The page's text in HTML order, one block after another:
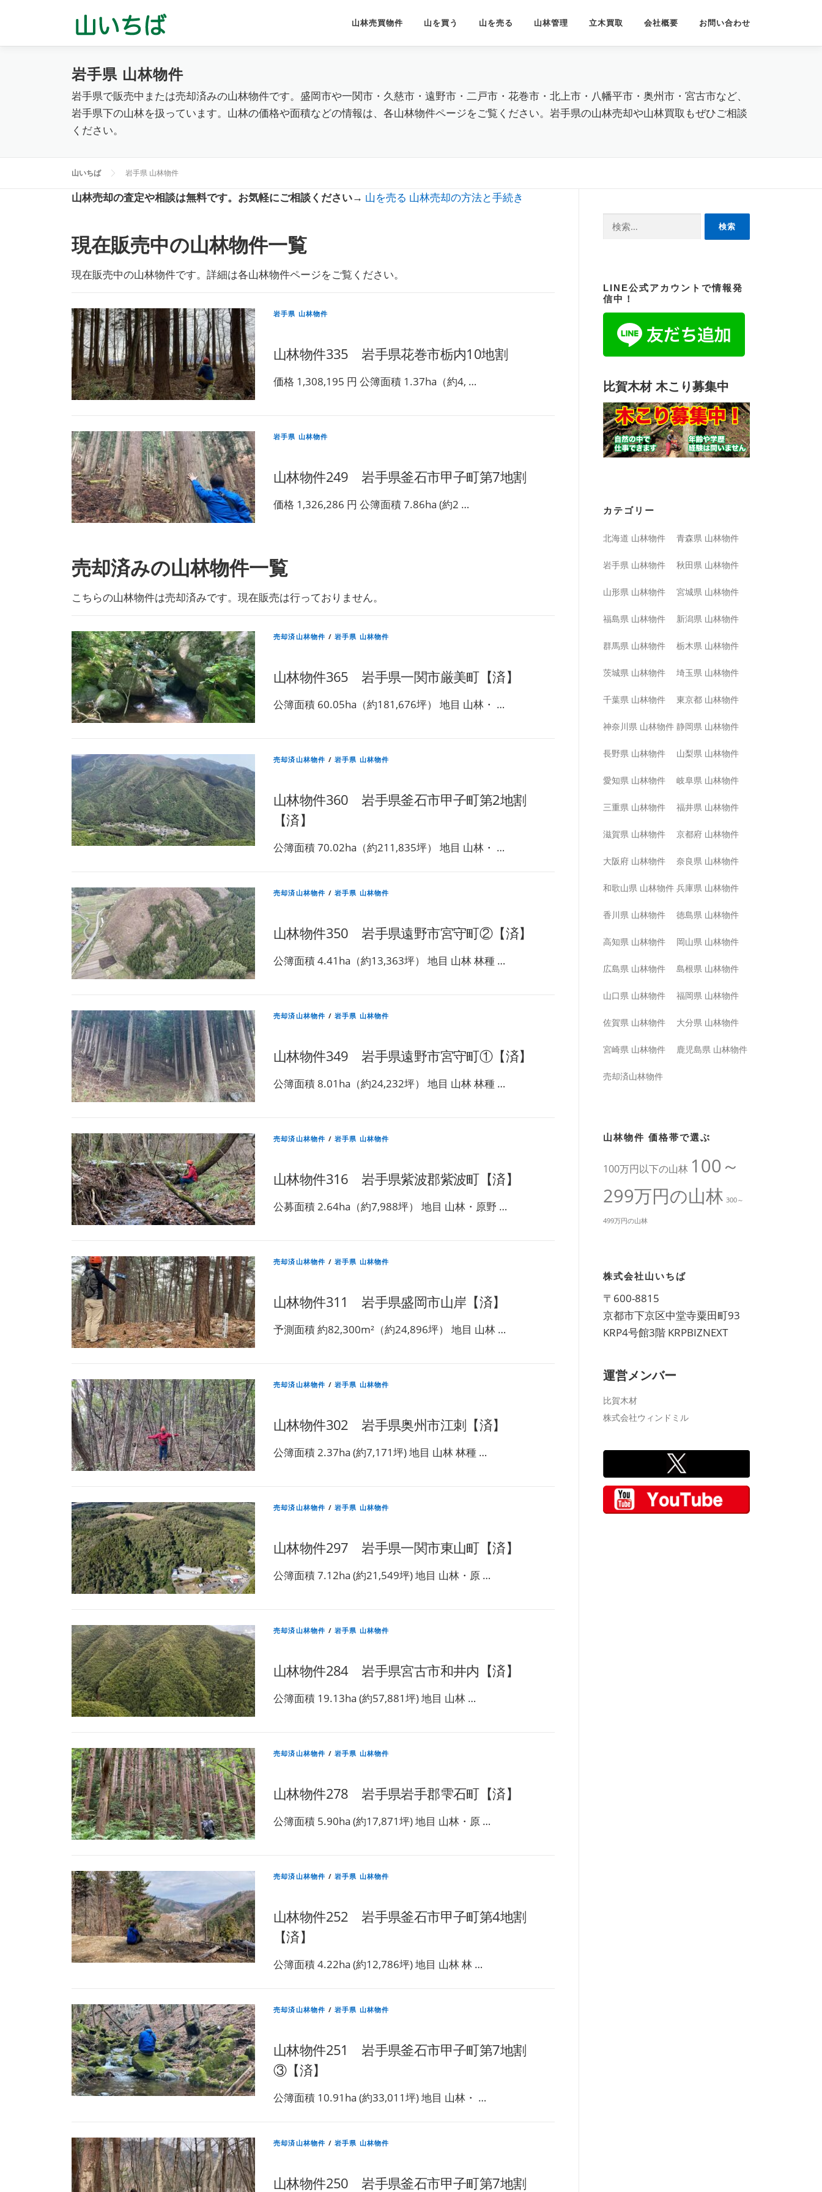
山林売買物件 山を買う 山を売る 山林管理 立木買取 会社概要 お問い合わせ
岩手県 山林物件
岩手県で販売中または売却済みの山林物件です。盛岡市や一関市・久慈市・遠野市・二戸市・花巻市・北上市・八幡平市・奥州市・宮古市など、
岩手県下の山林を扱っています。山林の価格や面積などの情報は、各山林物件ページをご覧ください。岩手県の山林売却や山林買取もぜひご相談
ください。
山いちば 岩手県 山林物件
山林売却の査定や相談は無料です。お気軽にご相談ください→ 山を売る 山林売却の方法と手続き
現在販売中の山林物件一覧
現在販売中の山林物件です。詳細は各山林物件ページをご覧ください。
岩手県 山林物件
山林物件335 岩手県花巻市栃内10地割
価格 1,308,195 円 公簿面積 1.37ha（約4, …
岩手県 山林物件
山林物件249 岩手県釜石市甲子町第7地割
価格 1,326,286 円 公簿面積 7.86ha (約2 …
売却済みの山林物件一覧
こちらの山林物件は売却済みです。現在販売は行っておりません。
売却済山林物件 /岩手県 山林物件
山林物件365 岩手県一関市厳美町【済】
公簿面積 60.05ha（約181,676坪） 地目 山林・ …
売却済山林物件 /岩手県 山林物件
山林物件360 岩手県釜石市甲子町第2地割
【済】
公簿面積 70.02ha（約211,835坪） 地目 山林・ …
売却済山林物件 /岩手県 山林物件
山林物件350 岩手県遠野市宮守町②【済】
公簿面積 4.41ha（約13,363坪） 地目 山林 林種 …
売却済山林物件 /岩手県 山林物件
山林物件349 岩手県遠野市宮守町①【済】
公簿面積 8.01ha（約24,232坪） 地目 山林 林種 …
売却済山林物件 /岩手県 山林物件
山林物件316 岩手県紫波郡紫波町【済】
公募面積 2.64ha（約7,988坪） 地目 山林・原野 …
売却済山林物件 /岩手県 山林物件
山林物件311 岩手県盛岡市山岸【済】
予測面積 約82,300m²（約24,896坪） 地目 山林 …
売却済山林物件 /岩手県 山林物件
山林物件302 岩手県奥州市江刺【済】
公簿面積 2.37ha (約7,171坪) 地目 山林 林種 …
売却済山林物件 /岩手県 山林物件
山林物件297 岩手県一関市東山町【済】
公簿面積 7.12ha (約21,549坪) 地目 山林・原 …
売却済山林物件 /岩手県 山林物件
山林物件284 岩手県宮古市和井内【済】
公簿面積 19.13ha (約57,881坪) 地目 山林 …
売却済山林物件 /岩手県 山林物件
山林物件278 岩手県岩手郡雫石町【済】
公簿面積 5.90ha (約17,871坪) 地目 山林・原 …
売却済山林物件 /岩手県 山林物件
山林物件252 岩手県釜石市甲子町第4地割
【済】
公簿面積 4.22ha (約12,786坪) 地目 山林 林 …
売却済山林物件 /岩手県 山林物件
山林物件251 岩手県釜石市甲子町第7地割
③【済】
公簿面積 10.91ha (約33,011坪) 地目 山林・ …
売却済山林物件 /岩手県 山林物件
山林物件250 岩手県釜石市甲子町第7地割
検
LINE公式アカウントで情報発
信中！
比賀木材 木こり募集中
カテゴリー
北海道 山林物件 青森県 山林物件
岩手県 山林物件 秋田県 山林物件
山形県 山林物件 宮城県 山林物件
福島県 山林物件 新潟県 山林物件
群馬県 山林物件 栃木県 山林物件
茨城県 山林物件 埼玉県 山林物件
千葉県 山林物件 東京都 山林物件
神奈川県 山林物件 静岡県 山林物件
長野県 山林物件 山梨県 山林物件
愛知県 山林物件 岐阜県 山林物件
三重県 山林物件 福井県 山林物件
滋賀県 山林物件 京都府 山林物件
大阪府 山林物件 奈良県 山林物件
和歌山県 山林物件 兵庫県 山林物件
香川県 山林物件 徳島県 山林物件
高知県 山林物件 岡山県 山林物件
広島県 山林物件 島根県 山林物件
山口県 山林物件 福岡県 山林物件
佐賀県 山林物件 大分県 山林物件
宮崎県 山林物件 鹿児島県 山林物件
売却済山林物件
山林物件 価格帯で選ぶ
100万円以下の山林 100～
299万円の山林 300～
499万円の山林
株式会社山いちば
〒600-8815
京都市下京区中堂寺粟田町93
KRP4号館3階 KRPBIZNEXT
運営メンバー
比賀木材
株式会社ウィンドミル